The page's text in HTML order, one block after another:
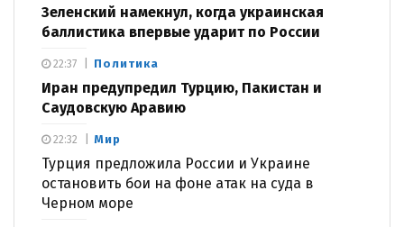
Зеленский намекнул, когда украинская
баллистика впервые ударит по России
Политика
Иран предупредил Турцию, Пакистан и
Саудовскую Аравию
22:37
Мир
Турция предложила России и Украине
остановить бои на фоне атак на суда в
Черном море
22:32